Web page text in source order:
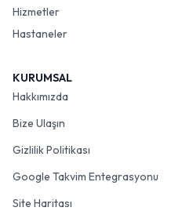
Hizmetler
Hastaneler
KURUMSAL
Hakkımızda
Bize Ulaşın
Gizlilik Politikası
Google Takvim Entegrasyonu
Site Haritası